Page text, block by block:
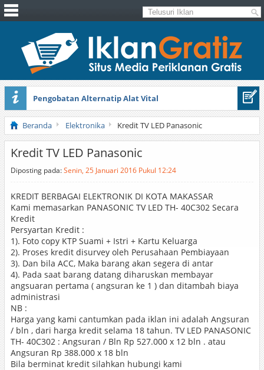
Pengobatan Alternatip Alat Vital
Pita Cantik Pesona
Beranda Elektronika Kredit TV LED Panasonic
Kredit TV LED Panasonic
Diposting pada:Senin, 25 Januari 2016 Pukul 12:24
KREDIT BERBAGAI ELEKTRONIK DI KOTA MAKASSAR
Kami memasarkan PANASONIC TV LED TH- 40C302 Secara
Kredit
Persyartan Kredit :
1). Foto copy KTP Suami + Istri + Kartu Keluarga
2). Proses kredit disurvey oleh Perusahaan Pembiayaan
3). Dan bila ACC, Maka barang akan segera di antar
4). Pada saat barang datang diharuskan membayar
angsuaran pertama ( angsuran ke 1 ) dan ditambah biaya
administrasi
NB :
Harga yang kami cantumkan pada iklan ini adalah Angsuran
/ bln , dari harga kredit selama 18 tahun. TV LED PANASONIC
TH- 40C302 : Angsuran / Bln Rp 527.000 x 12 bln . atau
Angsuran Rp 388.000 x 18 bln
Bila berminat kredit silahkan hubungi kami